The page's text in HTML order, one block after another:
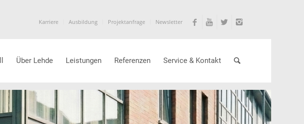
Karriere Ausbildung Projektanfrage Newsletter
Über Lehde Leistungen Referenzen Service & Kontakt